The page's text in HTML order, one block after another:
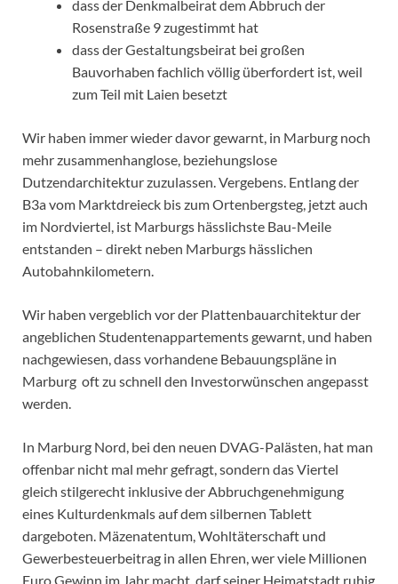
dass der Denkmalbeirat dem Abbruch der
Rosenstraße 9 zugestimmt hat
dass der Gestaltungsbeirat bei großen
Bauvorhaben fachlich völlig überfordert ist, weil
zum Teil mit Laien besetzt
Wir haben immer wieder davor gewarnt, in Marburg noch
mehr zusammenhanglose, beziehungslose
Dutzendarchitektur zuzulassen. Vergebens. Entlang der
B3a vom Marktdreieck bis zum Ortenbergsteg, jetzt auch
im Nordviertel, ist Marburgs hässlichste Bau-Meile
entstanden – direkt neben Marburgs hässlichen
Autobahnkilometern.
Wir haben vergeblich vor der Plattenbauarchitektur der
angeblichen Studentenappartements gewarnt, und haben
nachgewiesen, dass vorhandene Bebauungspläne in
Marburg oft zu schnell den Investorwünschen angepasst
werden.
In Marburg Nord, bei den neuen DVAG-Palästen, hat man
offenbar nicht mal mehr gefragt, sondern das Viertel
gleich stilgerecht inklusive der Abbruchgenehmigung
eines Kulturdenkmals auf dem silbernen Tablett
dargeboten. Mäzenatentum, Wohltäterschaft und
Gewerbesteuerbeitrag in allen Ehren, wer viele Millionen
Euro Gewinn im Jahr macht, darf seiner Heimatstadt ruhig